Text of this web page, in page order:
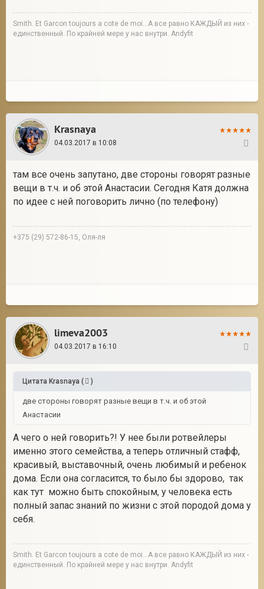
Smith. Et Garcon toujours a cote de moi...А все равно КАЖДЫЙ из них -
единственный. По крайней мере у нас внутри. Andyfit
Krasnaya
04.03.2017 в 10:08
там все очень запутано, две стороны говорят разные
вещи в т.ч. и об этой Анастасии. Сегодня Катя должна
по идее с ней поговорить лично (по телефону)
+375 (29) 572-86-15, Оля-ля
limeva2003
04.03.2017 в 16:10
Цитата Krasnaya ( )
две стороны говорят разные вещи в т.ч. и об этой
Анастасии
А чего о ней говорить?! У нее были ротвейлеры
именно этого семейства, а теперь отличный стафф,
красивый, выставочный, очень любимый и ребенок
дома. Если она согласится, то было бы здорово, так
как тут можно быть спокойным, у человека есть
полный запас знаний по жизни с этой породой дома у
себя.
Smith. Et Garcon toujours a cote de moi...А все равно КАЖДЫЙ из них -
единственный. По крайней мере у нас внутри. Andyfit